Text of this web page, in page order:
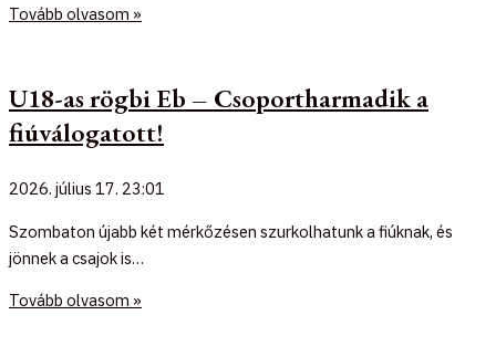
Tovább olvasom »
U18-as rögbi Eb – Csoportharmadik a
fiúválogatott!
2026. július 17. 23:01
Szombaton újabb két mérkőzésen szurkolhatunk a fiúknak, és
jönnek a csajok is…
Tovább olvasom »